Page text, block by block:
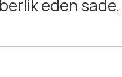
eden sade,
göre sürekli